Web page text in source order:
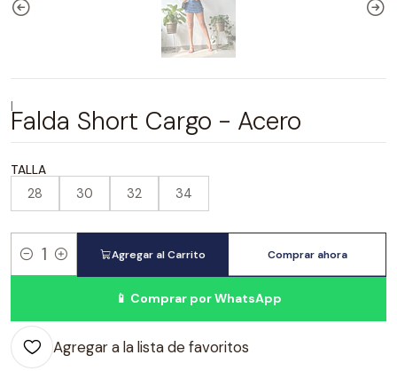
|Falda Short Cargo - Acero
TALLA
28 30 32 34
Cantidad
Agregar al Carrito Comprar ahora
📱 Comprar por WhatsApp
Agregar a la lista de favoritos